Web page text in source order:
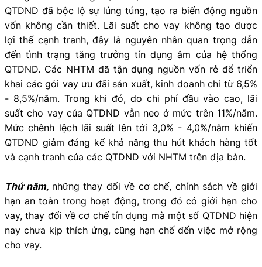
QTDND đã bộc lộ sự lúng túng, tạo ra biến động nguồn
vốn không cần thiết. Lãi suất cho vay không tạo được
lợi thế cạnh tranh, đây là nguyên nhân quan trọng dẫn
đến tình trạng tăng trưởng tín dụng âm của hệ thống
QTDND. Các NHTM đã tận dụng nguồn vốn rẻ để triển
khai các gói vay ưu đãi sản xuất, kinh doanh chỉ từ 6,5%
- 8,5%/năm. Trong khi đó, do chi phí đầu vào cao, lãi
suất cho vay của QTDND vẫn neo ở mức trên 11%/năm.
Mức chênh lệch lãi suất lên tới 3,0% - 4,0%/năm khiến
QTDND giảm đáng kể khả năng thu hút khách hàng tốt
và cạnh tranh của các QTDND với NHTM trên địa bàn.
Thứ năm, những thay đổi về cơ chế, chính sách về giới
hạn an toàn trong hoạt động, trong đó có giới hạn cho
vay, thay đổi về cơ chế tín dụng mà một số QTDND hiện
nay chưa kịp thích ứng, cũng hạn chế đến việc mở rộng
cho vay.